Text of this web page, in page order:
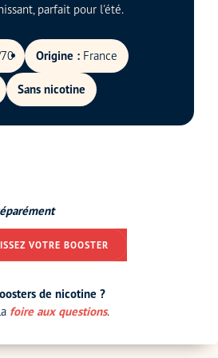
parfait pour l'été.
Origine : France
Sans nicotine
VOTRE BOOSTER
de nicotine ?
foire aux questions.